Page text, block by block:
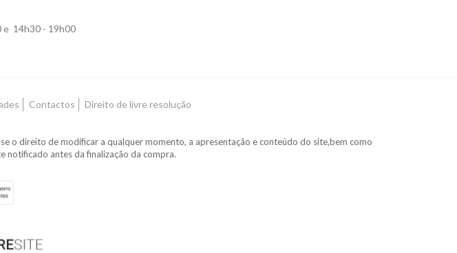
e 14h30 - 19h00
Contactos Direito de livre resolução
o direito de modificar a qualquer momento, a apresentação e conteúdo do site,bem como
notificado antes da finalização da compra.